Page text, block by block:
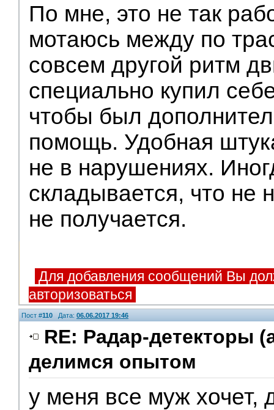
По мне, это не так
мотаюсь между по
совсем другой ритм
специально купил
чтобы был
помощь. Удобная
не в нарушениях.
складывается, что не
не получается.
Для добавления сообщений Вы
авторизоваться
Пост #110 Дата: 06.06.2017 19:46
RE: Радар-детекторы
делимся опытом
у меня все муж хочет,